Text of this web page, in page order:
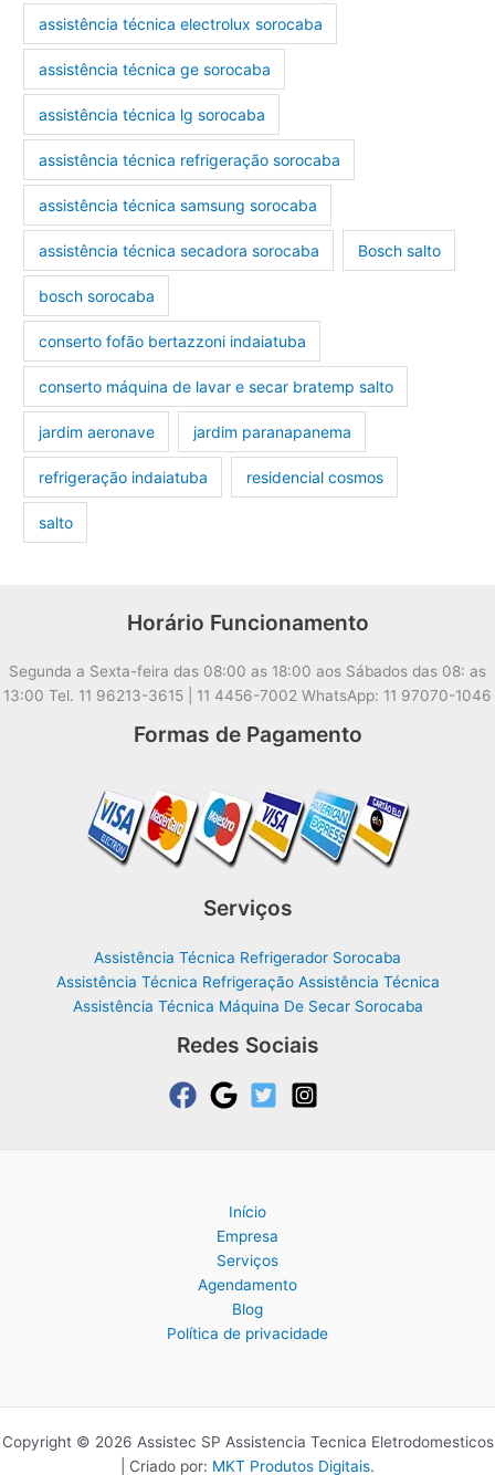
assistência técnica electrolux sorocaba
assistência técnica ge sorocaba
assistência técnica lg sorocaba
assistência técnica refrigeração sorocaba
assistência técnica samsung sorocaba
assistência técnica secadora sorocaba Bosch salto
bosch sorocaba
conserto fofão bertazzoni indaiatuba
conserto máquina de lavar e secar bratemp salto
jardim aeronave jardim paranapanema
refrigeração indaiatuba residencial cosmos
salto
Horário Funcionamento
Segunda a Sexta-feira das 08:00 as 18:00 aos Sábados das 08: as
13:00 Tel. 11 96213-3615 | 11 4456-7002 WhatsApp: 11 97070-1046
Formas de Pagamento
Serviços
Assistência Técnica Refrigerador Sorocaba
Assistência Técnica Refrigeração Assistência Técnica
Assistência Técnica Máquina De Secar Sorocaba
Redes Sociais
Início
Empresa
Serviços
Agendamento
Blog
Política de privacidade
Copyright © 2026 Assistec SP Assistencia Tecnica Eletrodomesticos
| Criado por: MKT Produtos Digitais.